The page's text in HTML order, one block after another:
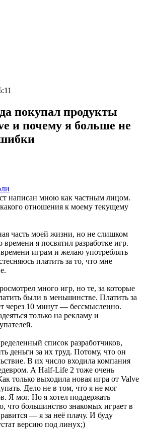
покупал продукты
и почему я больше не
написан мною как частным лицом.
отношения к моему текущему
часть моей жизни, но не слишком
я посвятил разработке игр.
играм и желаю употреблять
платить за то, что мне
много игр, но те, за которые
были в меньшинстве. Платить за
через 10 минут — бессмысленно.
только на рекламу и
список разработчиков,
деньги за их труд. Потому, что он
В их число входила компания
А Half-Life 2 тоже очень
только выходила новая игра от Valve
Дело не в том, что я не мог
Я мог. Но я хотел поддержать
что большинство знакомых играет в
— я за неё плачу. И буду
версию под линух;)